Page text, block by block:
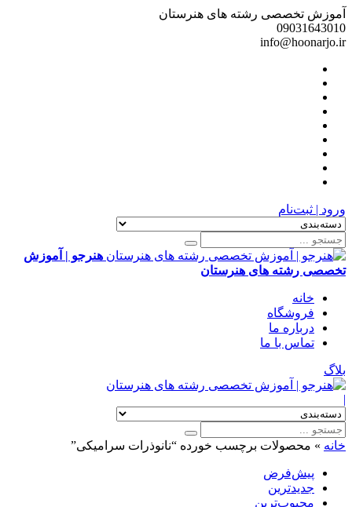
آموزش تخصصی رشته های هنرستان
09031643010
info@hoonarjo.ir
ورود | ثبت‌نام
هنرجو | آموزش
تخصصی رشته های هنرستان
خانه
فروشگاه
درباره ما
تماس با ما
بلاگ
|
خانه » محصولات برچسب خورده “نانوذرات سرامیکی”
پیش‌فرض
جدیدترین
محبوب‌ترین